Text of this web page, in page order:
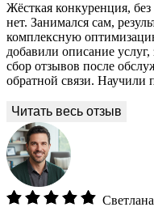
Жёсткая конкуренция,
нет. Занимался сам,
комплексную
добавили описание
сбор отзывов после
обратной связи. Научили